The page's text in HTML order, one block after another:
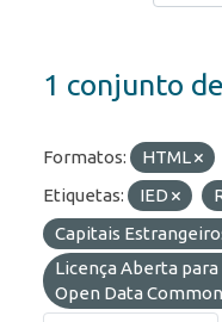
1 conjunto
Formatos: HTML
Etiquetas:
IED
Capitais
Licença Aberta para
Open Data